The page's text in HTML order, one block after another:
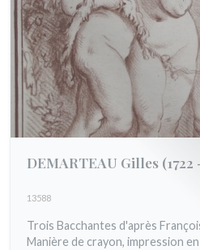
DEMARTEAU Gilles (1722
13588
Trois Bacchantes d'après
Manière de crayon, impression